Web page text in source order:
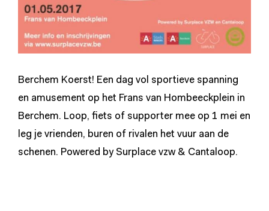
Berchem Koerst! Een dag vol sportieve spanning
en amusement op het Frans van Hombeeckplein in
Berchem. Loop, fiets of supporter mee op 1 mei en
leg je vrienden, buren of rivalen het vuur aan de
schenen. Powered by Surplace vzw & Cantaloop.